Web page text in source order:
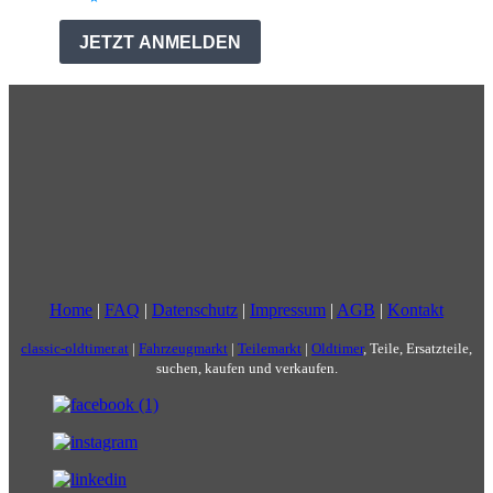
Home | FAQ | Datenschutz | Impressum | AGB | Kontakt
classic-oldtimer.at | Fahrzeugmarkt | Teilemarkt | Oldtimer, Teile, Ersatzteile,
suchen, kaufen und verkaufen.